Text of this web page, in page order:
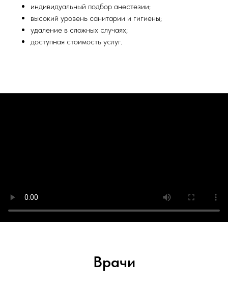
индивидуальный подбор анестезии;
высокий уровень санитарии и гигиены;
удаление в сложных случаях;
доступная стоимость услуг.
Врачи